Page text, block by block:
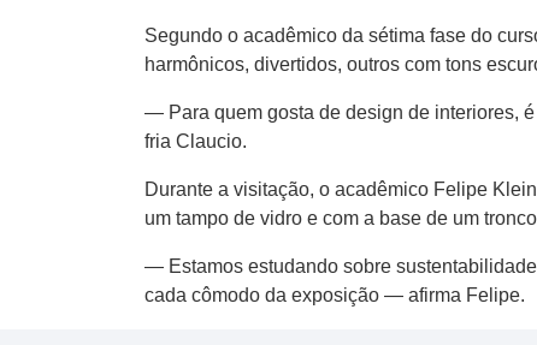
Segundo o acadêmico da sétima fase do
harmônicos, divertidos, outros com tons
— Para quem gosta de design de interiores,
fria Claucio.
Durante a visitação, o acadêmico Felipe
um tampo de vidro e com a base de um
— Estamos estudando sobre
cada cômodo da exposição — afirma Felipe.